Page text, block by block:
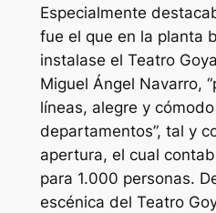
Especialmente
fue el que en la planta
instalase el Teatro
Miguel Ángel Navarro,
líneas, alegre y
departamentos”, tal y
apertura, el cual
para 1.000 personas.
escénica del Teatro